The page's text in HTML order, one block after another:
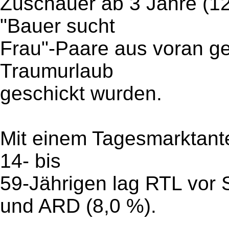
"Bauer sucht
Frau"-Paare aus voran
Traumurlaub
geschickt wurden.
Mit einem
14- bis
59-Jährigen lag RTL vor
und ARD (8,0 %).